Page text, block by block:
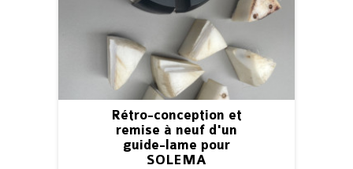
Rétro-conception et
remise à neuf d'un
guide-lame pour
SOLEMA